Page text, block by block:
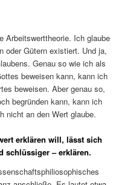
Arbeitswerttheorie. Ich glaube
oder Gütern existiert. Und ja,
Genau so wie ich als
beweisen kann, kann ich
beweisen. Aber genau so,
begründen kann, kann ich
nicht an den Wert glaube.
erklären will, lässt sich
schlüssiger – erklären.